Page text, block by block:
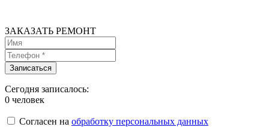
ЗАКАЗАТЬ РЕМОНТ
Сегодня записалось:
0 человек
Согласен на обработку персональных данных